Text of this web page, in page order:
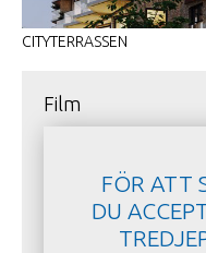
CITYTERRASSEN
film
FÖR ATT
DU